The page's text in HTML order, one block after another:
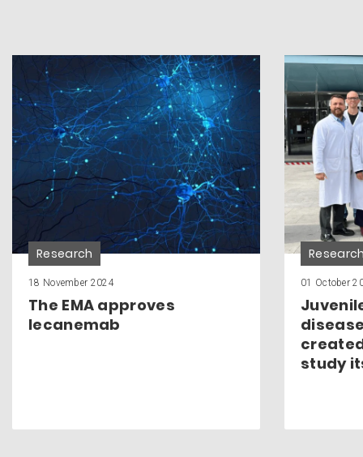
Research
18 November 2024
The EMA approves
lecanemab
Research
01 October
study